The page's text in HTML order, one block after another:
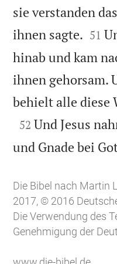
sie verstanden
ihnen sagte. 

51
hinab und kam
ihnen gehorsam.
behielt alle diese

52 Und Jesus
und Gnade bei
Die Bibel nach Martin
2017, © 2016
Die Verwendung des
Genehmigung der